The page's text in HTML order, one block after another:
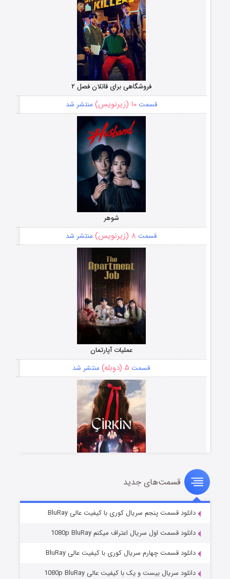
فروشگاهی برای قاتلان فصل ۲
قسمت۱۰ (زیرنویس) منتشر شد
شوهر
قسمت ۸ (زیرنویس) منتشر شد
عملیات آپارتمان
قسمت ۵ (دوبله) منتشر شد
سریال زشت
قسمت۲ (زیرنویس) منتشر شد
قسمت‌های جدید
دانلود قسمت پنجم سریال کوری با کیفیت عالی BluRay
دانلود قسمت اول سریال اعتراف میکنم 1080p BluRay
دانلود قسمت چهارم سریال کوری با کیفیت عالی BluRay
دانلود سریال بیست و یک با کیفیت عالی 1080p BluRay